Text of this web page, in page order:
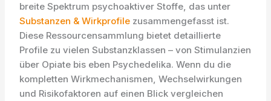
breite Spektrum psychoaktiver Stoffe, das unter
Substanzen & Wirkprofile zusammengefasst ist.
Diese Ressourcensammlung bietet detaillierte
Profile zu vielen Substanzklassen – von Stimulanzien
über Opiate bis eben Psychedelika. Wenn du die
kompletten Wirkmechanismen, Wechselwirkungen
und Risikofaktoren auf einen Blick vergleichen